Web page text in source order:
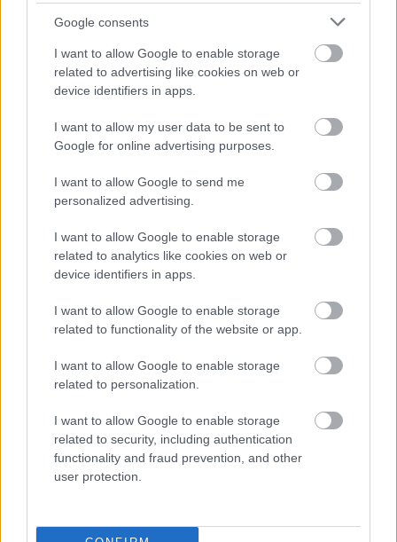
Google consents
I want to allow Google to enable storage
related to advertising like cookies on web or
device identifiers in apps.
I want to allow my user data to be sent to
Google for online advertising purposes.
I want to allow Google to send me
personalized advertising.
I want to allow Google to enable storage
related to analytics like cookies on web or
device identifiers in apps.
I want to allow Google to enable storage
related to functionality of the website or app.
I want to allow Google to enable storage
related to personalization.
I want to allow Google to enable storage
related to security, including authentication
functionality and fraud prevention, and other
user protection.